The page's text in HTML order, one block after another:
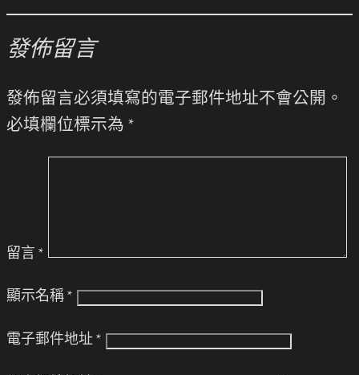
發佈留言
發佈留言必須填寫的電子郵件地址不會公開。
必填欄位標示為 *
留言 *
顯示名稱 *
電子郵件地址 *